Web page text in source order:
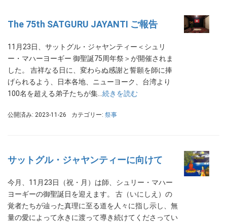
The 75th SATGURU JAYANTI ご報告
11月23日、サットグル・ジャヤンティー＜シュリ
ー・マハーヨーギー 御聖誕75周年祭＞が開催されま
した。 吉祥なる日に、変わらぬ感謝と誓願を師に捧
げられるよう、日本各地、ニューヨーク、台湾より
100名を超える弟子たちが集… 続きを読む
公開済み: 2023-11-26 カテゴリー: 祭事
サットグル・ジャヤンティーに向けて
今月、11月23日（祝・月）は師、シュリー・マハー
ヨーギーの御聖誕日を迎えます。 古（いにしえ）の
覚者たちが辿った真理に至る道を人々に指し示し、無
量の愛によって永きに渡って導き続けてくださってい